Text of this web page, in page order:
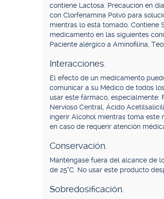
contiene Lactosa. Precaución en
con Clorfenamina Polvo para
mientras lo está tomado. Contiene
medicamento en las siguientes
Paciente alérgico a Aminofilina,
Interacciones.
El efecto de un medicamento
comunicar a su Médico de todos
usar este fármaco, especialmente:
Nervioso Central, Ácido
ingerir Alcohol mientras toma este
en caso de requerir atención
Conservación.
Manténgase fuera del alcance de
de 25°C. No usar este producto
Sobredosificación.